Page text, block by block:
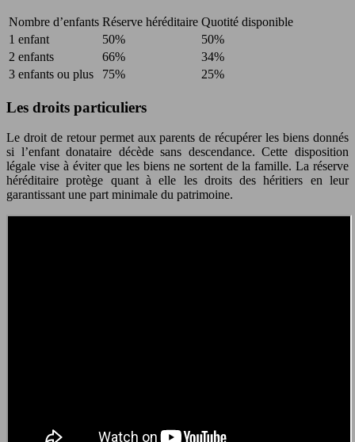
Nombre d’enfants Réserve héréditaire Quotité disponible
1 enfant
50%
50%
2 enfants
66%
34%
3 enfants ou plus
75% 25%
Les droits particuliers
Le droit de retour permet aux parents de récupérer les biens donnés
si l’enfant donataire décède sans descendance. Cette disposition
légale vise à éviter que les biens ne sortent de la famille. La réserve
héréditaire protège quant à elle les droits des héritiers en leur
garantissant une part minimale du patrimoine.